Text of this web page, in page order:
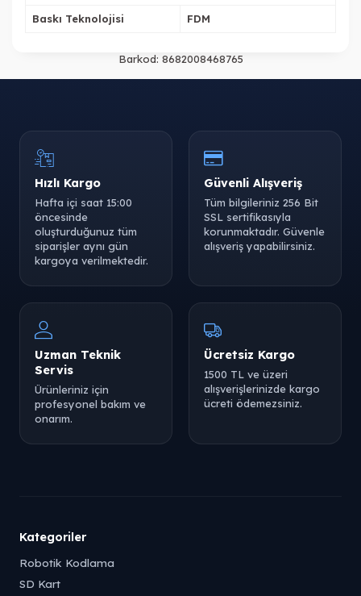
Baskı Teknolojisi FDM
Barkod: 8682008468765
Hızlı Kargo
Hafta içi saat 15:00
öncesinde
oluşturduğunuz tüm
siparişler aynı gün
kargoya verilmektedir.
Güvenli Alışveriş
Tüm bilgileriniz 256 Bit
SSL sertifikasıyla
korunmaktadır. Güvenle
alışveriş yapabilirsiniz.
Uzman Teknik
Servis
Ürünleriniz için
profesyonel bakım ve
onarım.
Ücretsiz Kargo
1500 TL ve üzeri
alışverişlerinizde kargo
ücreti ödemezsiniz.
Kategoriler
Robotik Kodlama
SD Kart